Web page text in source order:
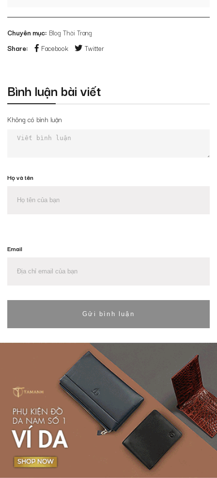
Chuyên mục: Blog Thời Trang
Share:
Facebook Twitter
Bình luận bài viết
Không có bình luận
Họ và tên
Email